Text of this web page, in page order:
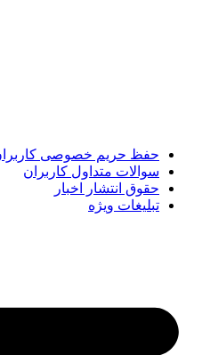
حفظ حریم خصوصی
سوالات متداول کاربران
حقوق انتشار اخبار
تبلیغات ویژه